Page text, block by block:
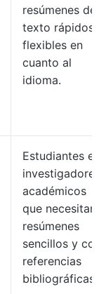
resúmenes de
texto rápidos y
flexibles en
cuanto al
idioma.
Estudiantes e
investigadores
académicos
que necesitan
resúmenes
sencillos y con
referencias
bibliográficas.